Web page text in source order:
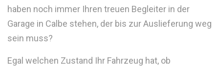
haben noch immer Ihren treuen Begleiter in der
Garage in Calbe stehen, der bis zur Auslieferung weg
sein muss?
Egal welchen Zustand Ihr Fahrzeug hat, ob